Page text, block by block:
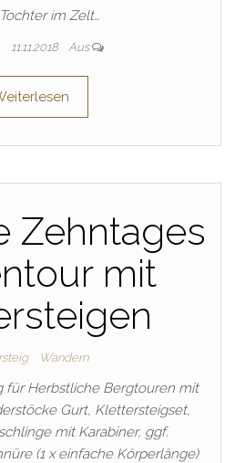
im Zelt…
11.11.2018 Aus
Zehntages
mit
Wandern
für Herbstliche Bergtouren mit
Gurt, Klettersteigset,
mit Karabiner, ggf.
(1 x einfache Körperlänge)